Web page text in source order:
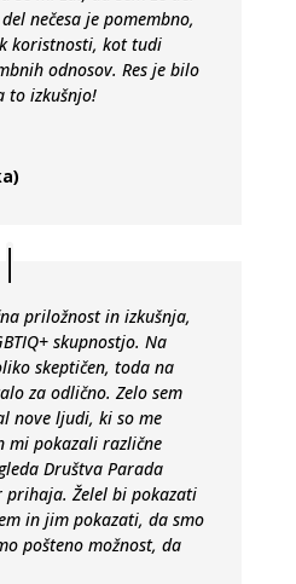
nečesa je pomembno,
koristnosti, kot tudi
odnosov. Res je bilo
to izkušnjo!
priložnost in izkušnja,
skupnostjo. Na
skeptičen, toda na
za odlično. Zelo sem
nove ljudi, ki so me
mi pokazali različne
Društva Parada
prihaja. Želel bi pokazati
in jim pokazati, da smo
pošteno možnost, da